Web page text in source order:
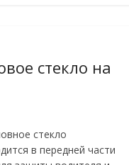
стекло на
стекло
в передней части